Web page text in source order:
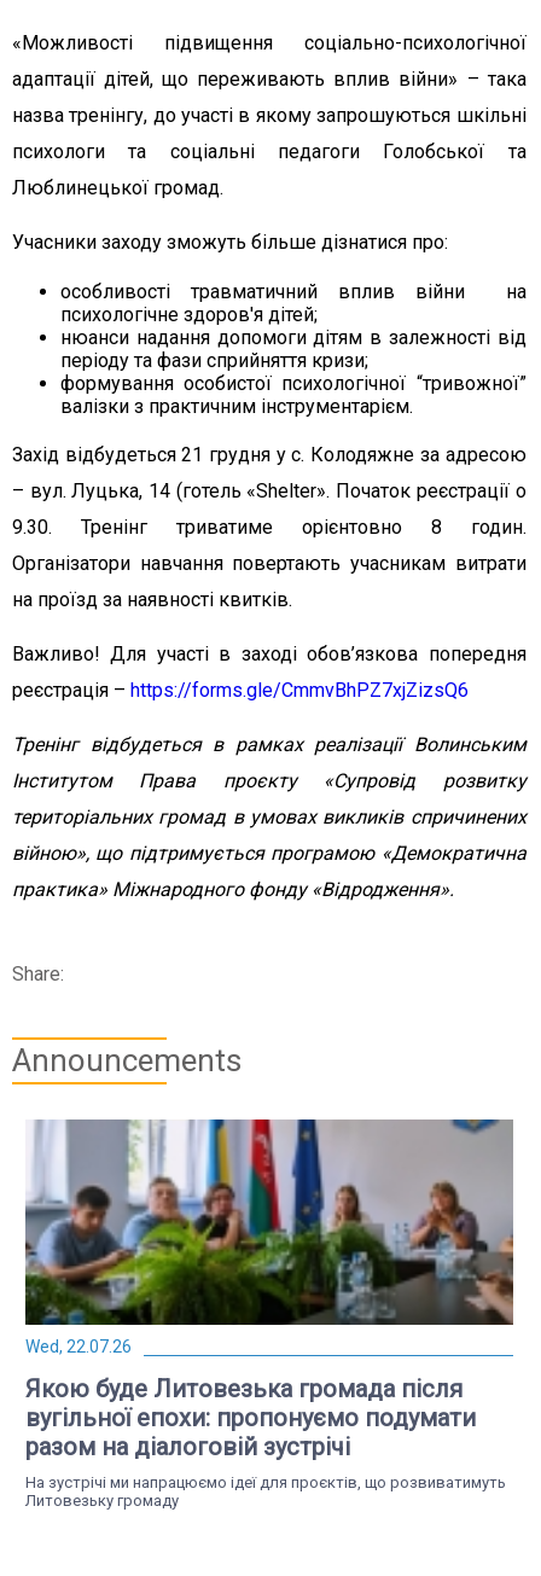
«Можливості підвищення соціально-психологічної
адаптації дітей, що переживають вплив війни» – така
назва тренінгу, до участі в якому запрошуються шкільні
психологи та соціальні педагоги Голобської та
Люблинецької громад.
Учасники заходу зможуть більше дізнатися про:
особливості травматичний вплив війни на
психологічне здоров'я дітей;
нюанси надання допомоги дітям в залежності від
періоду та фази сприйняття кризи;
формування особистої психологічної “тривожної”
валізки з практичним інструментарієм.
Захід відбудеться 21 грудня у с. Колодяжне за адресою
– вул. Луцька, 14 (готель «Shelter». Початок реєстрації о
9.30. Тренінг триватиме орієнтовно 8 годин.
Організатори навчання повертають учасникам витрати
на проїзд за наявності квитків.
Важливо! Для участі в заході обов’язкова попередня
реєстрація – https://forms.gle/CmmvBhPZ7xjZizsQ6
Тренінг відбудеться в рамках реалізації Волинським
Інститутом Права проєкту «Супровід розвитку
територіальних громад в умовах викликів спричинених
війною», що підтримується програмою «Демократична
практика» Міжнародного фонду «Відродження».
Share:
Announcements
Wed, 22.07.26
Якою буде Литовезька громада після
вугільної епохи: пропонуємо подумати
разом на діалоговій зустрічі
На зустрічі ми напрацюємо ідеї для проєктів, що розвиватимуть
Литовезьку громаду